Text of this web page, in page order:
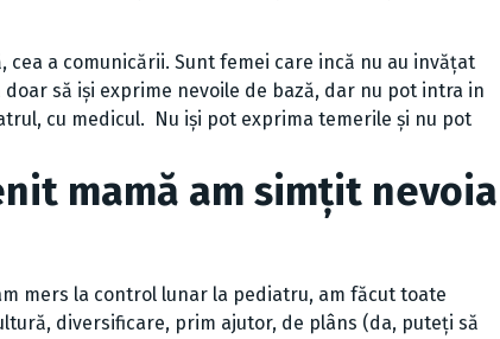
cea a comunicării. Sunt femei care incă nu au invățat
să iși exprime nevoile de bază, dar nu pot intra in
cu medicul. Nu iși pot exprima temerile și nu pot
mamă am simțit nevoia
mers la control lunar la pediatru, am făcut toate
diversificare, prim ajutor, de plâns (da, puteți să